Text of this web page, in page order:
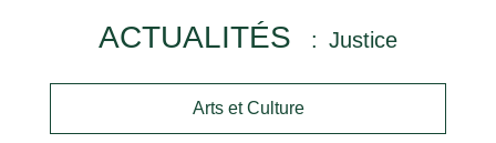
ACTUALITÉS Justice
Arts et Culture